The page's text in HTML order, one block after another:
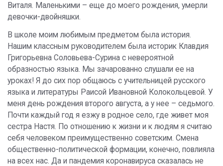
Виталя. Маленькими – еще до моего рождения, умерли
девочки-двойняшки.
В школе моим любимым предметом была история.
Нашим классным руководителем была историк Клавдия
Григорьевна Соловьева-Сурина с невероятной
образностью языка. Мы зачарованно слушали ее на
уроках! Я до сих пор общаюсь с учительницей русского
языка и литературы Раисой Ивановной Колокольцевой. У
меня день рождения второго августа, а у нее – седьмого.
Почти каждый год я езжу в родное село, где живет моя
сестра Настя. По отношению к жизни и к людям я считаю
себя человеком преимущественно советским. Смена
общественно-политической формации, конечно, повлияла
на всех нас. Да и пандемия коронавируса сказалась не